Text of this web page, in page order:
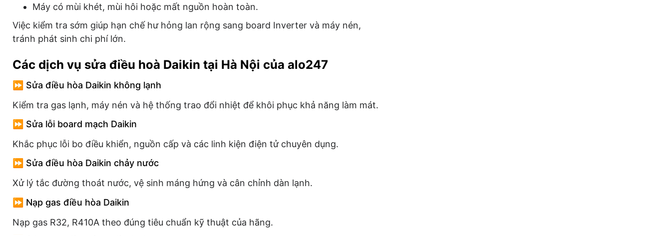
Máy có mùi khét, mùi hôi hoặc mất nguồn hoàn toàn.
Việc kiểm tra sớm giúp hạn chế hư hỏng lan rộng sang board Inverter và máy nén,
tránh phát sinh chi phí lớn.
Các dịch vụ sửa điều hoà Daikin tại Hà Nội của alo247
⏩ Sửa điều hòa Daikin không lạnh
Kiểm tra gas lạnh, máy nén và hệ thống trao đổi nhiệt để khôi phục khả năng làm mát.
⏩ Sửa lỗi board mạch Daikin
Khắc phục lỗi bo điều khiển, nguồn cấp và các linh kiện điện tử chuyên dụng.
⏩ Sửa điều hòa Daikin chảy nước
Xử lý tắc đường thoát nước, vệ sinh máng hứng và cân chỉnh dàn lạnh.
⏩ Nạp gas điều hòa Daikin
Nạp gas R32, R410A theo đúng tiêu chuẩn kỹ thuật của hãng.